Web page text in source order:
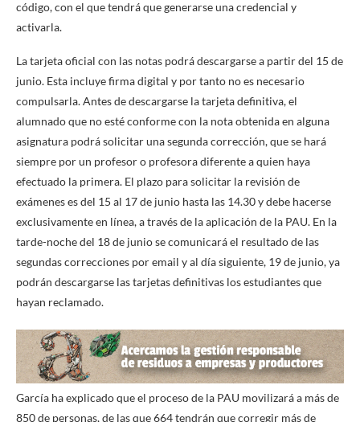
código, con el que tendrá que generarse una credencial y
activarla.
La tarjeta oficial con las notas podrá descargarse a partir del 15 de
junio. Esta incluye firma digital y por tanto no es necesario
compulsarla. Antes de descargarse la tarjeta definitiva, el
alumnado que no esté conforme con la nota obtenida en alguna
asignatura podrá solicitar una segunda corrección, que se hará
siempre por un profesor o profesora diferente a quien haya
efectuado la primera. El plazo para solicitar la revisión de
exámenes es del 15 al 17 de junio hasta las 14.30 y debe hacerse
exclusivamente en línea, a través de la aplicación de la PAU. En la
tarde-noche del 18 de junio se comunicará el resultado de las
segundas correcciones por email y al día siguiente, 19 de junio, ya
podrán descargarse las tarjetas definitivas los estudiantes que
hayan reclamado.
García ha explicado que el proceso de la PAU movilizará a más de
850 de personas, de las que 664 tendrán que corregir más de